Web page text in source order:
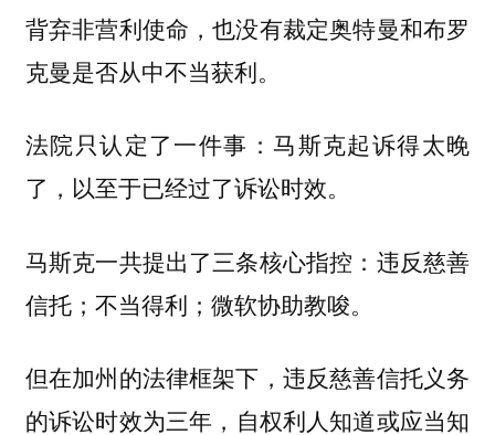
背弃非营利使命，也没有裁定奥特曼和布罗
克曼是否从中不当获利。
法院只认定了一件事： 马斯克起诉得太晚
了，以至于已经过了诉讼时效。
马斯克一共提出了三条核心指控：违反慈善
信托；不当得利；微软协助教唆。
但在加州的法律框架下，违反慈善信托义务
的诉讼时效为三年 ，自权利人知道或应当知